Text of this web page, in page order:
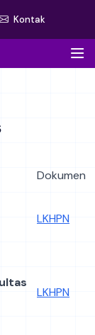
Kontak
Dokumen
LKHPN
LKHPN